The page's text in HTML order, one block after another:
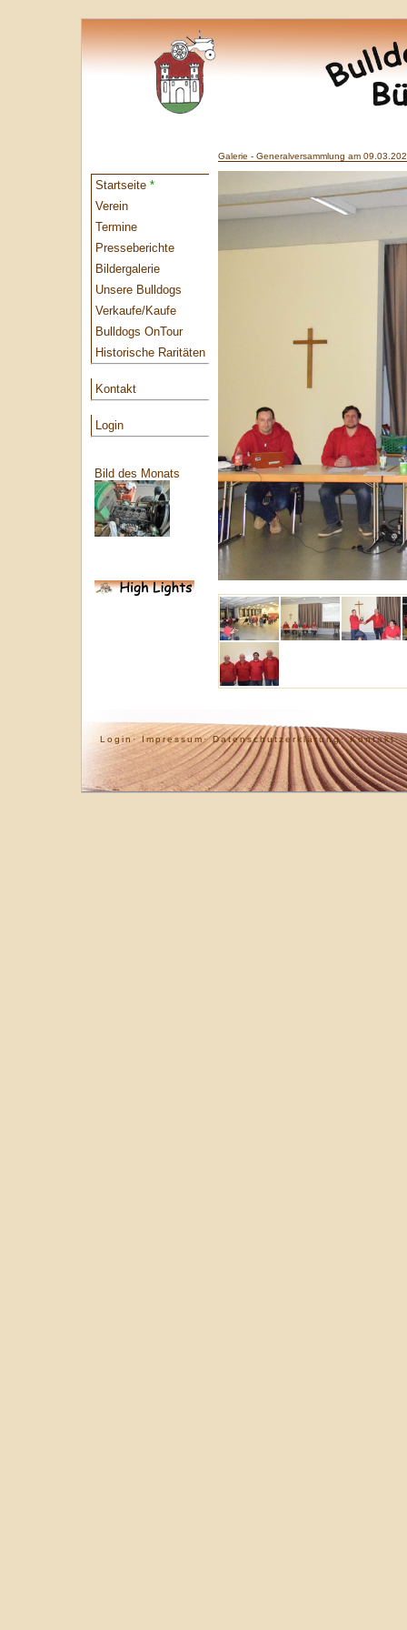
Startseite *
Verein
Termine
Presseberichte
Bildergalerie
Unsere Bulldogs
Verkaufe/Kaufe
Bulldogs OnTour
Historische Raritäten
Kontakt
Login
Bild des Monats
Galerie - Generalversammlung am
Login· Impressum· Datenschutzerklärung· Kontakt·